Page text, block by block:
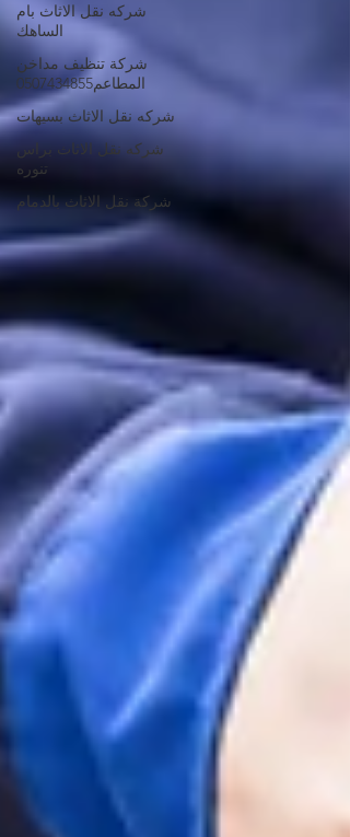
شركه نقل الاثاث بام
الساهك
شركة تنظيف مداخن
المطاعم0507434855
شركه نقل الاثاث بسيهات
شركه نقل الاثاث براس
تنوره
شركة نقل الاثاث بالدمام